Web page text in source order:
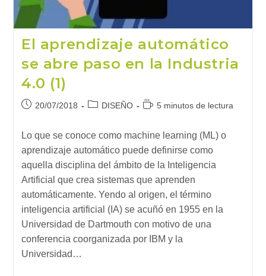
El aprendizaje automático
se abre paso en la Industria
4.0 (1)
Publicación
entrada:
20/07/2018
Categoría
entrada:
DISEÑO
Tiempo5 minutos de lectura
Lo que se conoce como machine learning (ML) o
aprendizaje automático puede definirse como
aquella disciplina del ámbito de la Inteligencia
Artificial que crea sistemas que aprenden
automáticamente. Yendo al origen, el término
inteligencia artificial (IA) se acuñó en 1955 en la
Universidad de Dartmouth con motivo de una
conferencia coorganizada por IBM y la
Universidad…